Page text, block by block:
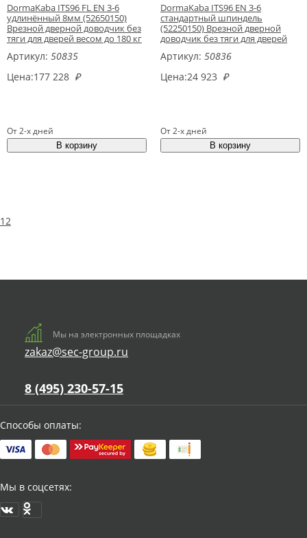
DormaKaba ITS96 FL EN 3-6
удлинённый 8мм (52650150)
Врезной дверной доводчик без
тяги для дверей весом до 180 кг
Артикул: 50835
Цена:177 228 ₽
От 2-х дней
DormaKaba ITS96 EN 3-6
стандартный шпиндель
(52250150) Врезной дверной
доводчик без тяги для дверей
Артикул: 50836
Цена:24 923 ₽
От 2-х дней
12
Мы на электронных площадках
zakaz@sec-group.ru
8 (495) 230-57-15
Способы оплаты:
Мы в соцсетях: